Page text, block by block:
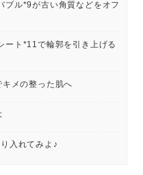
ブル*9が古い角質などをオフ
ート*11で輪郭を引き上げる
メの整った肌へ
入れてみよ♪